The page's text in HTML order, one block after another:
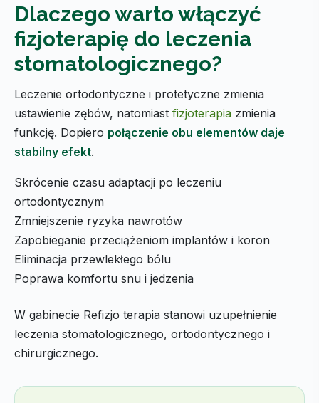
Dlaczego warto włączyć
fizjoterapię do leczenia
stomatologicznego?
Leczenie ortodontyczne i protetyczne zmienia
ustawienie zębów, natomiast fizjoterapia zmienia
funkcję. Dopiero połączenie obu elementów daje
stabilny efekt.
Skrócenie czasu adaptacji po leczeniu
ortodontycznym
Zmniejszenie ryzyka nawrotów
Zapobieganie przeciążeniom implantów i koron
Eliminacja przewlekłego bólu
Poprawa komfortu snu i jedzenia
W gabinecie Refizjo terapia stanowi uzupełnienie
leczenia stomatologicznego, ortodontycznego i
chirurgicznego.